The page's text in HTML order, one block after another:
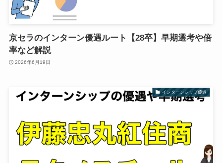
京セラのインターン優遇ルート【28卒】早期選考や倍
率など解説
2026年6月19日
インターンシップ優遇